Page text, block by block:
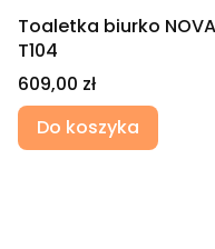
Toaletka biurko
T104
Cena
609,00 zł
Do koszyka